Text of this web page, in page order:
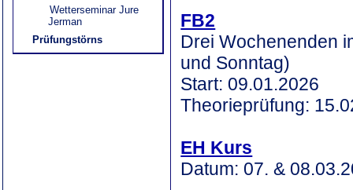
Wetterseminar Jure
Jerman
Prüfungstörns
FB2
Drei Wochenenden
und Sonntag)
Start: 09.01.2026
Theorieprüfung:
EH Kurs
Datum: 07. &